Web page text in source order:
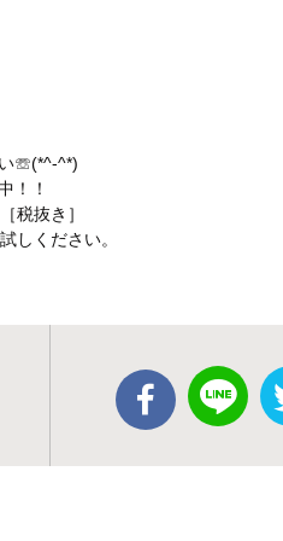
☏(*^-^*)
！！
税抜き］
しください。